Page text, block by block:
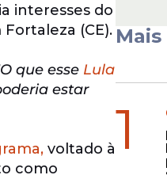
interesses do
(CE).
que esse Lula
estar
voltado à
como
1